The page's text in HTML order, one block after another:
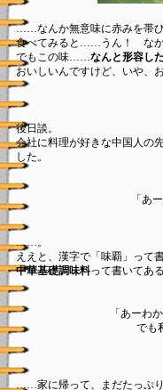
……なんか無意味に赤みを帯び
食べてみると……うん！ なか
でもこの味……なんと形容し
おいしいんですけど、いや、
後日談。
会社に料理が好きな中国人の
した。
「あ
……。
ええと、漢字で「味覇」って
中華基礎調味料って書いてあ
「あーわ
でも
……家に帰って、まだたっぷ